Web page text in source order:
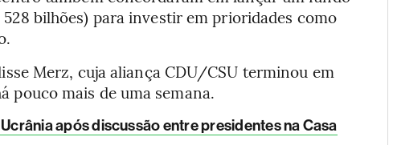
bilhões) para investir em prioridades como
Merz, cuja aliança CDU/CSU terminou em
pouco mais de uma semana.
após discussão entre presidentes na Casa